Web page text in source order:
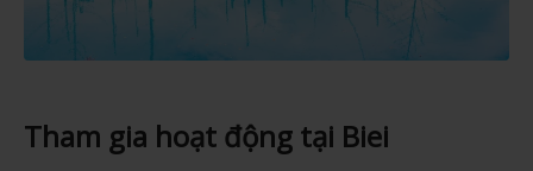
Tham gia hoạt động tại Biei